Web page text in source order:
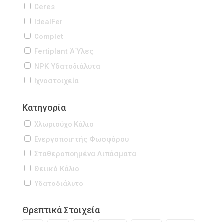
Ceres
IdealFer
Complet
Fertiplant Ά Ύλες
NPK Υδατοδιάλυτα
Iχνοστοιχεία
Κατηγορία
Χλωριούχο Κάλιο
Ενεργοποιητής Φωσφόρου
Σταθεροποημένα Λιπάσματα
Θειικό Κάλιο
Υδατοδιάλυτο
Θρεπτικά Στοιχεία